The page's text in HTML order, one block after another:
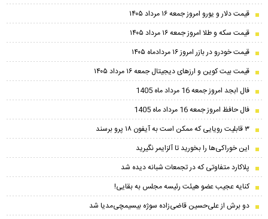
قیمت دلار و یورو امروز جمعه ۱۶ مرداد ۱۴۰۵
قیمت سکه و طلا امروز جمعه ۱۶ مرداد ۱۴۰۵
قیمت خودرو در بازر امروز ۱۶ مردادماه ۱۴۰۵
قیمت بیت کوین و ارز‌های دیجیتال جمعه ۱۶ مرداد ۱۴۰۵
فال ابجد امروز جمعه 16 مرداد ماه 1405
فال حافظ امروز جمعه 16 مرداد ماه 1405
۳ قابلیت رویایی که ممکن است به آیفون ۱۸ پرو برسند
این خوراکی‌ها را بخورید تا آلزایمر نگیرید
پلاکارد متفاوتی که در تجمعات شبانه دیده شد
کنایه عجیب عضو هیئت رئیسه مجلس به بقایی!
دو برش از علی‌حسین‌ قاضی‌زاده سوژه بیسیمچی‌مدیا شد